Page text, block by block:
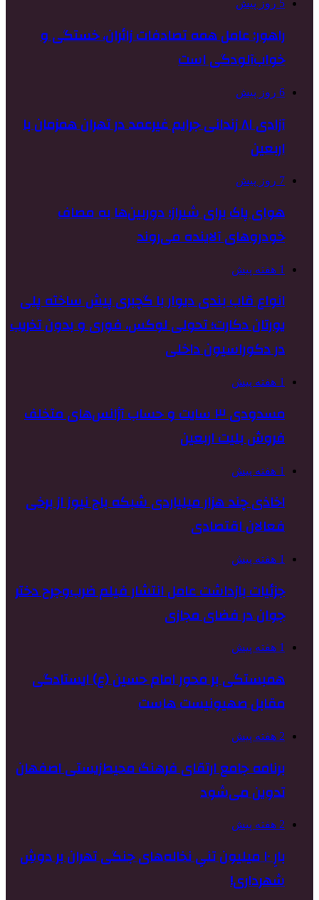
5 روز پیش
راهور: عامل همه تصادفات زائران، خستگی و
خواب‌آلودگی است
6 روز پیش
آزادی ۸۱ زندانی جرایم غیرعمد در تهران همزمان با
اربعین
7 روز پیش
هوای پاک برای شیراز؛ دوربین‌ها به مصاف
خودروهای آلاینده می‌روند
1 هفته پیش
انواع قاب بندی دیوار با گچبری پیش ساخته پلی
یورتان دکارت؛ تحولی لوکس، فوری و بدون تخریب
در دکوراسیون داخلی
1 هفته پیش
مسدودی ۳ سایت و حساب آژانس‌های متخلف
فروش بلیت اربعین
1 هفته پیش
اخاذی چند هزار میلیاردی شبکه باج نیوز از برخی
فعالان اقتصادی
1 هفته پیش
جزئیات بازداشت عامل انتشار فیلم ضرب‌وجرح دختر
جوان در فضای مجازی
1 هفته پیش
همبستگی بر محور امام حسین (ع) ایستادگی
مقابل صهیونیست هاست
2 هفته پیش
برنامه جامع ارتقای فرهنگ محیط‌زیستی اصفهان
تدوین می‌شود
2 هفته پیش
بارِ ۱۰ میلیون تنیِ نخاله‌های جنگی تهران بر دوشِ
شهرداری!